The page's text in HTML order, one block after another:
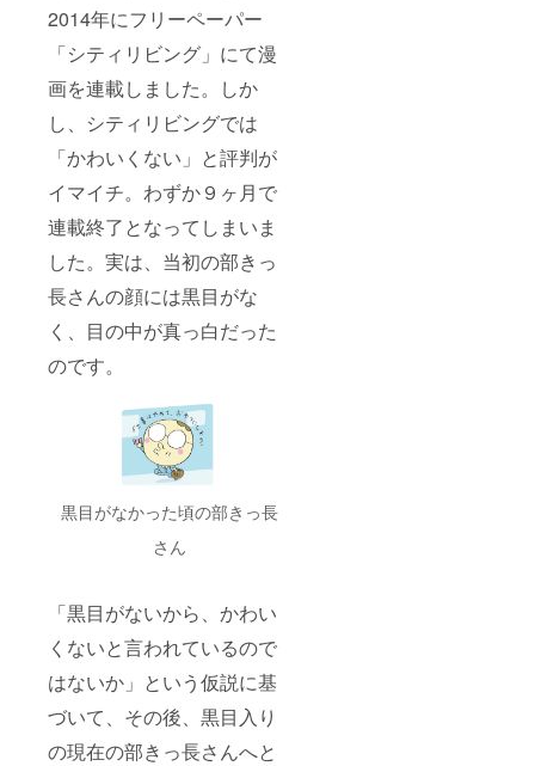
2014年にフリーペーパー
「シティリビング」にて漫
画を連載しました。しか
し、シティリビングでは
「かわいくない」と評判が
イマイチ。わずか９ヶ月で
連載終了となってしまいま
した。実は、当初の部きっ
長さんの顔には黒目がな
く、目の中が真っ白だった
のです。
黒目がなかった頃の部きっ長
さん
「黒目がないから、かわい
くないと言われているので
はないか」という仮説に基
づいて、その後、黒目入り
の現在の部きっ長さんへと